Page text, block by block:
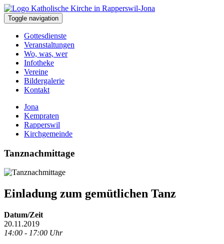
Toggle navigation
Gottesdienste
Veranstaltungen
Wo, was, wer
Infotheke
Vereine
Bildergalerie
Kontakt
Jona
Kempraten
Rapperswil
Kirchgemeinde
Tanznachmittage
Einladung zum gemütlichen Tanz
Datum/Zeit
20.11.2019
14:00 - 17:00 Uhr